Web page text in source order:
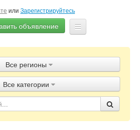
или Зарегистрируйтесь
объявление
Объявления
Блог
Все регионы
Все категории